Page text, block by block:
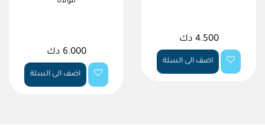
6.000 دك
اضف الى السلة
4.500 دك
اضف الى السلة